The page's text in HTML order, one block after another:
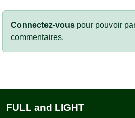
Connectez-vous pour pouvoir
commentaires.
FULL and LIGHT